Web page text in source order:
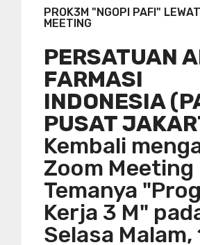
PROK3M "NGOPI PAFI"
MEETING
PERSATUAN
FARMASI
INDONESIA
PUSAT
Kembali
Zoom
Temanya
Kerja 3 M"
Selasa Malam,